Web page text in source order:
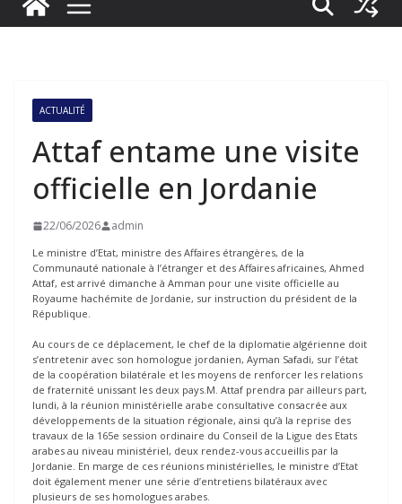
ACTUALITÉ
Attaf entame une visite
officielle en Jordanie
22/06/2026 admin
Le ministre d’Etat, ministre des Affaires étrangères, de la
Communauté nationale à l’étranger et des Affaires africaines, Ahmed
Attaf, est arrivé dimanche à Amman pour une visite officielle au
Royaume hachémite de Jordanie, sur instruction du président de la
République.
Au cours de ce déplacement, le chef de la diplomatie algérienne doit
s’entretenir avec son homologue jordanien, Ayman Safadi, sur l’état
de la coopération bilatérale et les moyens de renforcer les relations
de fraternité unissant les deux pays.M. Attaf prendra par ailleurs part,
lundi, à la réunion ministérielle arabe consultative consacrée aux
développements de la situation régionale, ainsi qu’à la reprise des
travaux de la 165e session ordinaire du Conseil de la Ligue des Etats
arabes au niveau ministériel, deux rendez-vous accueillis par la
Jordanie. En marge de ces réunions ministérielles, le ministre d’Etat
doit également mener une série d’entretiens bilatéraux avec
plusieurs de ses homologues arabes.